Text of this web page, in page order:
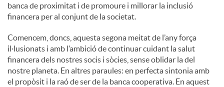
banca de proximitat i de promoure i millorar la inclusió
financera per al conjunt de la societat.
Comencem, doncs, aquesta segona meitat de l’any força
il·lusionats i amb l’ambició de continuar cuidant la salut
financera dels nostres socis i sòcies, sense oblidar la del
nostre planeta. En altres paraules: en perfecta sintonia amb
el propòsit i la raó de ser de la banca cooperativa. En aquest